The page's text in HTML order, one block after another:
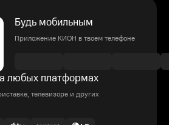
Будь мобильным
Приложение КИОН в твоем телефоне
любых платформах
телевизоре и других